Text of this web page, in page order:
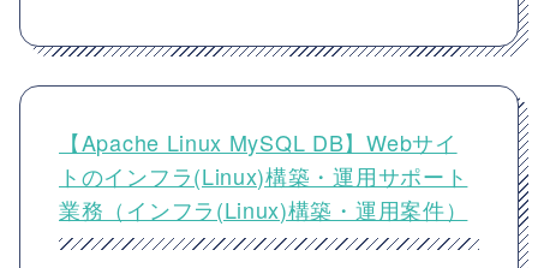
【Apache Linux MySQL DB】Webサイ
トのインフラ(Linux)構築・運用サポート
業務（インフラ(Linux)構築・運用案件）